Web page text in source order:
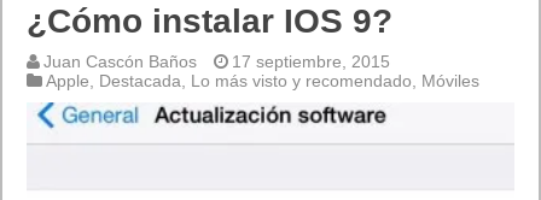
¿Cómo instalar IOS 9?
Juan Cascón Baños
17 septiembre, 2015
Apple
Destacada Lo más visto y recomendado Móviles